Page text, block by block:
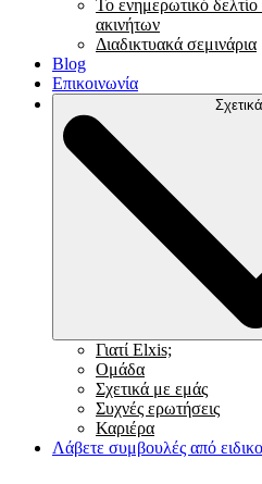
Το ενημερωτικό δελτίο
ακινήτων
Διαδικτυακά σεμινάρια
Blog
Επικοινωνία
Γιατί Elxis;
Ομάδα
Σχετικά με εμάς
Συχνές ερωτήσεις
Καριέρα
Λάβετε συμβουλές από